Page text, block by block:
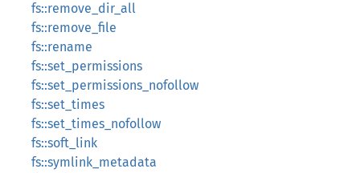
fs::remove_dir_all
fs::remove_file
fs::rename
fs::set_permissions
fs::set_permissions_nofollow
fs::set_times
fs::set_times_nofollow
fs::soft_link
fs::symlink_metadata